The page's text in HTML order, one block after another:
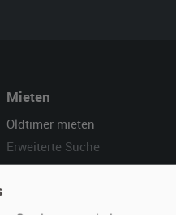
Mieten
Oldtimer mieten
Erweiterte Suche
Fragen für Mieter